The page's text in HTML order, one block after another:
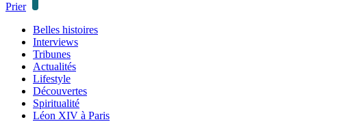
Prier
Belles histoires
Interviews
Tribunes
Actualités
Lifestyle
Découvertes
Spiritualité
Léon XIV à Paris